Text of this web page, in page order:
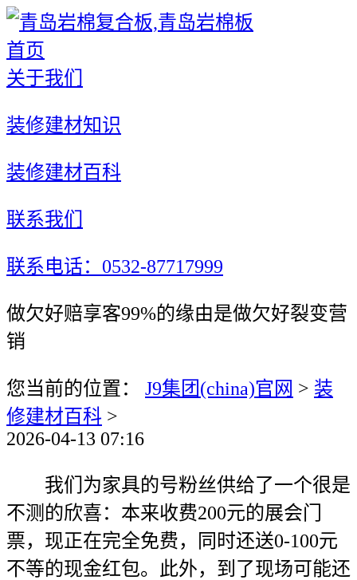
首页
关于我们
装修建材知识
装修建材百科
联系我们
联系电话：0532-87717999
做欠好赔享客99%的缘由是做欠好裂变营
销
您当前的位置： J9集团(china)官网 > 装
修建材百科 >
2026-04-13 07:16
我们为家具的号粉丝供给了一个很是
不测的欣喜：本来收费200元的展会门
票，现正在完全免费，同时还送0-100元
不等的现金红包。此外，到了现场可能还